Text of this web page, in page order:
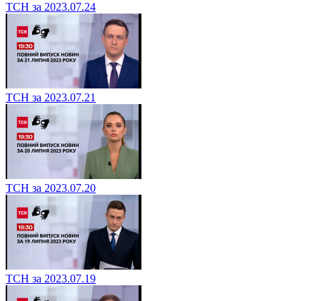
ТСН за 2023.07.24
ТСН за 2023.07.21
ТСН за 2023.07.20
ТСН за 2023.07.19